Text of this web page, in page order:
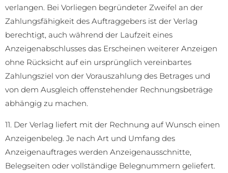
verlangen. Bei Vorliegen begründeter Zweifel an der
Zahlungsfähigkeit des Auftraggebers ist der Verlag
berechtigt, auch während der Laufzeit eines
Anzeigenabschlusses das Erscheinen weiterer Anzeigen
ohne Rücksicht auf ein ursprünglich vereinbartes
Zahlungsziel von der Vorauszahlung des Betrages und
von dem Ausgleich offenstehender Rechnungsbeträge
abhängig zu machen.
11. Der Verlag liefert mit der Rechnung auf Wunsch einen
Anzeigenbeleg. Je nach Art und Umfang des
Anzeigenauftrages werden Anzeigenausschnitte,
Belegseiten oder vollständige Belegnummern geliefert.